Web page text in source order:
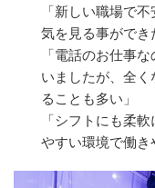
「新しい職場で
気を見る事ができ
「電話のお仕事
いましたが、全
ることも多い」
「シフトにも柔
やすい環境で働き